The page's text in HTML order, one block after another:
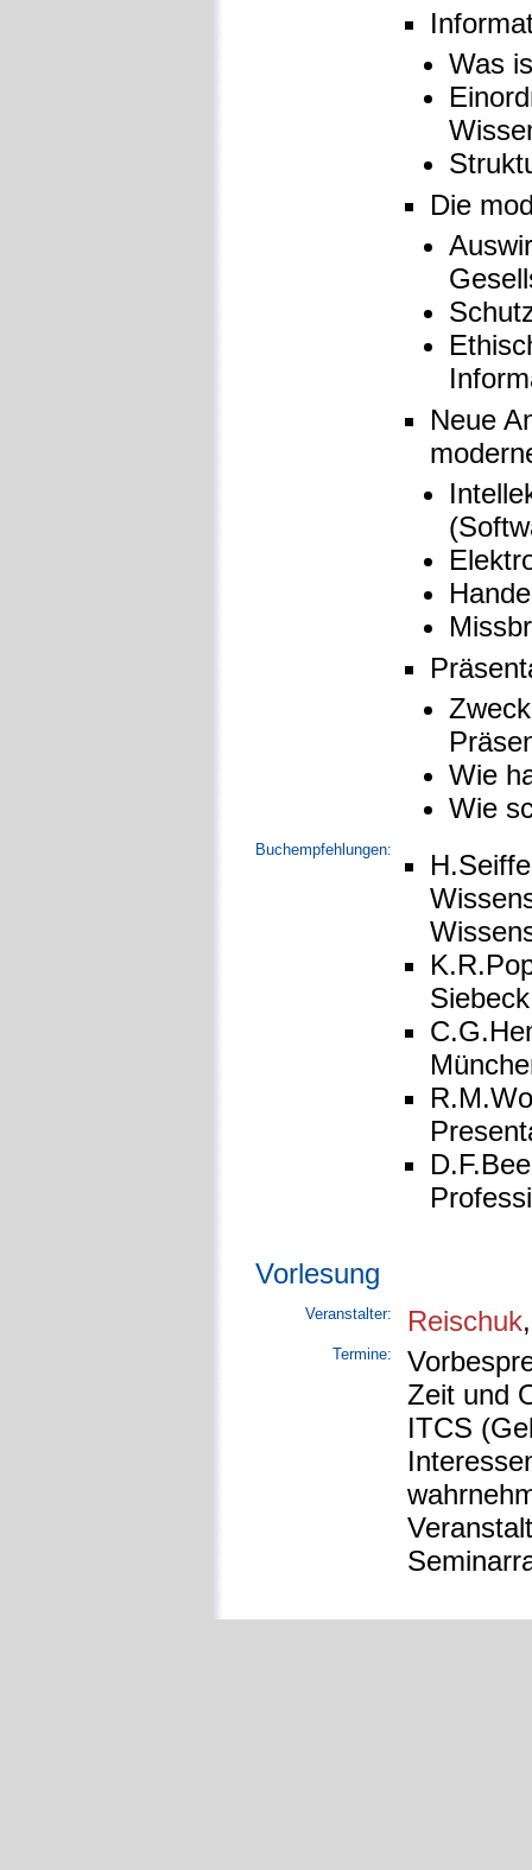
Was
Die
Neue
Wie
Wie
Buchempfehlungen:
Vorlesung
Veranstalter: Reischuk
Termine:
Zeit und
ITCS